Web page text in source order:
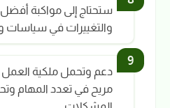
والتغييرات في سياسات
دعم وتحمل ملكية العمل
مريح في تعدد المهام